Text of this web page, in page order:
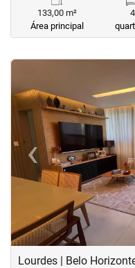
133,00 m²
Área principal
4
<
‹
Previous
Lourdes | Belo